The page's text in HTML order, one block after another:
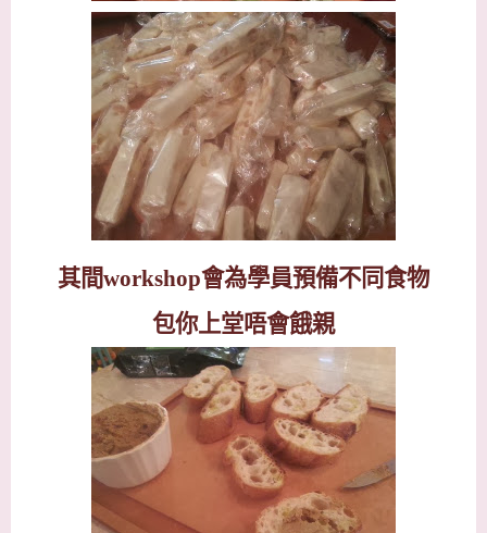
其間workshop會為學員預備不同食物
包你上堂唔會餓親